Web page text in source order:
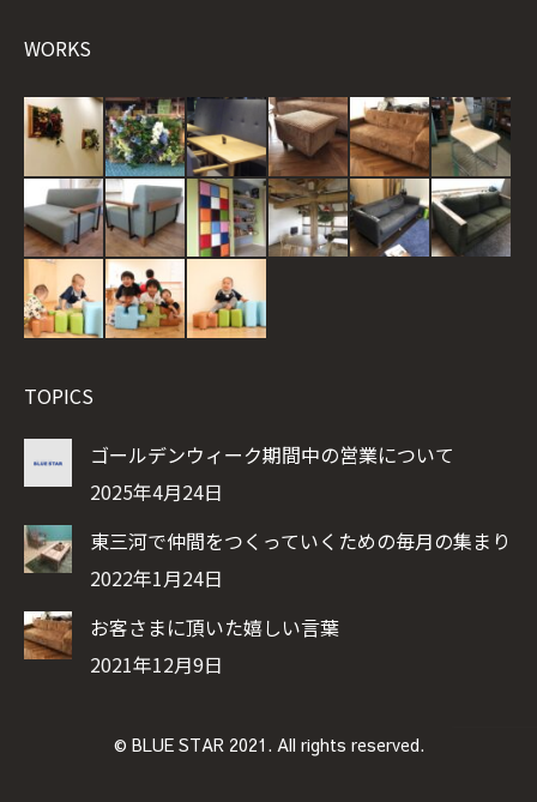
WORKS
TOPICS
ゴールデンウィーク期間中の営業について
2025年4月24日
東三河で仲間をつくっていくための毎月の集まり
2022年1月24日
お客さまに頂いた嬉しい言葉
2021年12月9日
© BLUE STAR 2021. All rights reserved.